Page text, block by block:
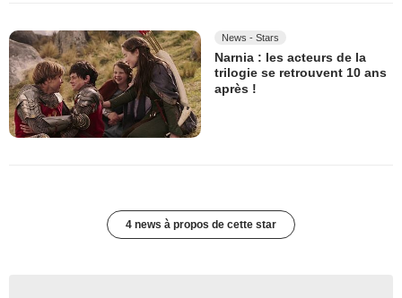
News - Stars
Narnia : les acteurs de la
trilogie se retrouvent 10 ans
après !
4 news à propos de cette star